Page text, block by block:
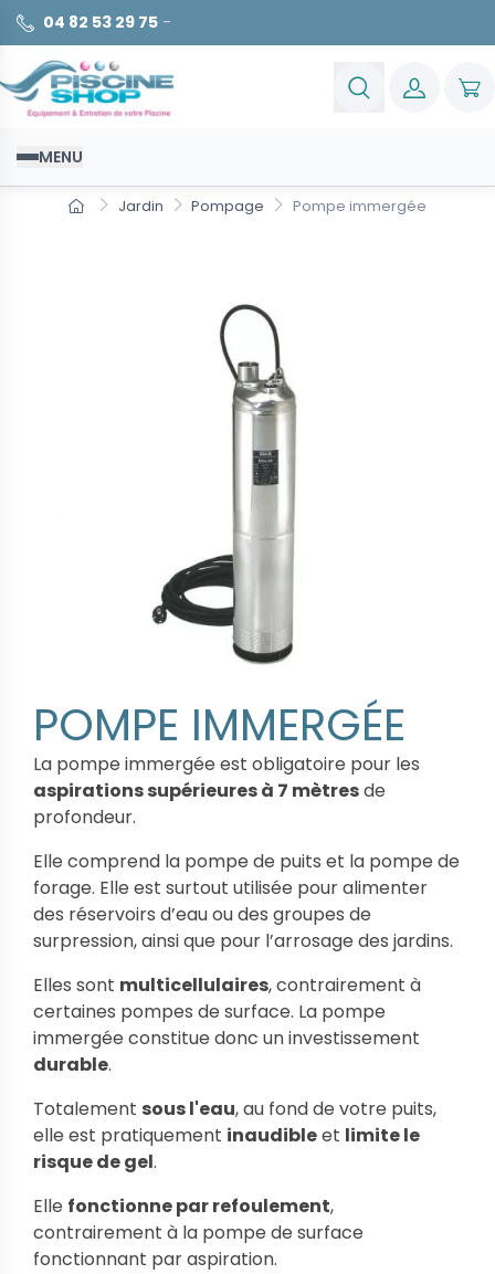
04 82 53 29 75 -
MENU
Jardin Pompage Pompe immergée
POMPE IMMERGÉE
La pompe immergée est obligatoire pour les
aspirations supérieures à 7 mètresde
profondeur.
Elle comprend la pompe de puits et la pompe de
forage. Elle est surtout utilisée pour alimenter
des réservoirs d’eau ou des groupes de
surpression, ainsi que pour l’arrosage des jardins.
Elles sont multicellulaires, contrairement à
certaines pompes de surface. La pompe
immergée constitue donc un investissement
durable.
Totalement sous l'eau, au fond de votre puits,
elle est pratiquement inaudibleet limite le
risque de gel.
Elle fonctionne par refoulement,
contrairement à la pompe de surface
fonctionnant par aspiration.